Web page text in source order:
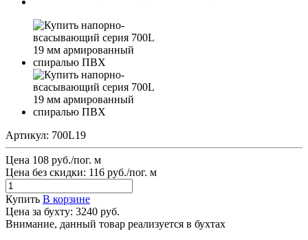
Артикул: 700L19
Цена 108 руб./пог. м
Цена без скидки: 116 руб./пог. м
Купить В корзине
Цена за бухту: 3240 руб.
Внимание, данный товар реализуется в бухтах